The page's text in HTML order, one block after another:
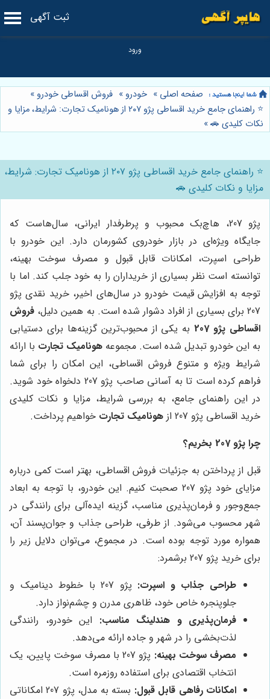
ثبت آگهی
صفحه اصلی » خودرو » فروش اقساطی خودرو »
⭐️ راهنمای جامع خرید اقساطی پژو ۲۰۷ از هونامیک تجارت: شرایط، مزایا و
نکات کلیدی 🚗»
⭐️ راهنمای جامع خرید اقساطی پژو ۲۰۷ از هونامیک تجارت: شرایط،
مزایا و نکات کلیدی 🚗
پژو 207، هاچ‌بک محبوب و پرطرفدار ایرانی، سال‌هاست که
جایگاه ویژه‌ای در بازار خودروی کشورمان دارد. این خودرو با
طراحی اسپرت، امکانات قابل قبول و مصرف سوخت بهینه،
توانسته است نظر بسیاری از خریداران را به خود جلب کند. اما با
توجه به افزایش قیمت خودرو در سال‌های اخیر، خرید نقدی پژو
207 برای بسیاری از افراد دشوار شده است. به همین دلیل،
فروش
اقساطی پژو 207
به یکی از محبوب‌ترین گزینه‌ها برای دستیابی
به این خودرو تبدیل شده است. مجموعه هونامیک تجارت با ارائه
شرایط ویژه و متنوع فروش اقساطی، این امکان را برای شما
فراهم کرده است تا به آسانی صاحب پژو 207 دلخواه خود شوید.
در این راهنمای جامع، به بررسی شرایط، مزایا و نکات کلیدی
خرید اقساطی پژو 207 از
هونامیک تجارت خواهیم پرداخت.
چرا پژو 207 بخریم؟
قبل از پرداختن به جزئیات فروش اقساطی، بهتر است کمی درباره
مزایای خود پژو 207 صحبت کنیم. این خودرو، با توجه به ابعاد
جمع‌وجور و فرمان‌پذیری مناسب، گزینه ایده‌آلی برای رانندگی در
شهر محسوب می‌شود. از طرفی، طراحی جذاب و جوان‌پسند آن،
همواره مورد توجه بوده است. در مجموع، می‌توان دلایل زیر را
برای خرید پژو 207 برشمرد:
طراحی جذاب و اسپرت:
پژو 207 با خطوط دینامیک و
جلوپنجره خاص خود، ظاهری مدرن و چشم‌نواز دارد.
فرمان‌پذیری و هندلینگ مناسب: این خودرو، رانندگی
لذت‌بخشی را در شهر و جاده ارائه می‌دهد.
مصرف سوخت بهینه:
پژو 207 با مصرف سوخت پایین، یک
انتخاب اقتصادی برای استفاده روزمره است.
امکانات رفاهی قابل قبول:
بسته به مدل، پژو 207 امکاناتی